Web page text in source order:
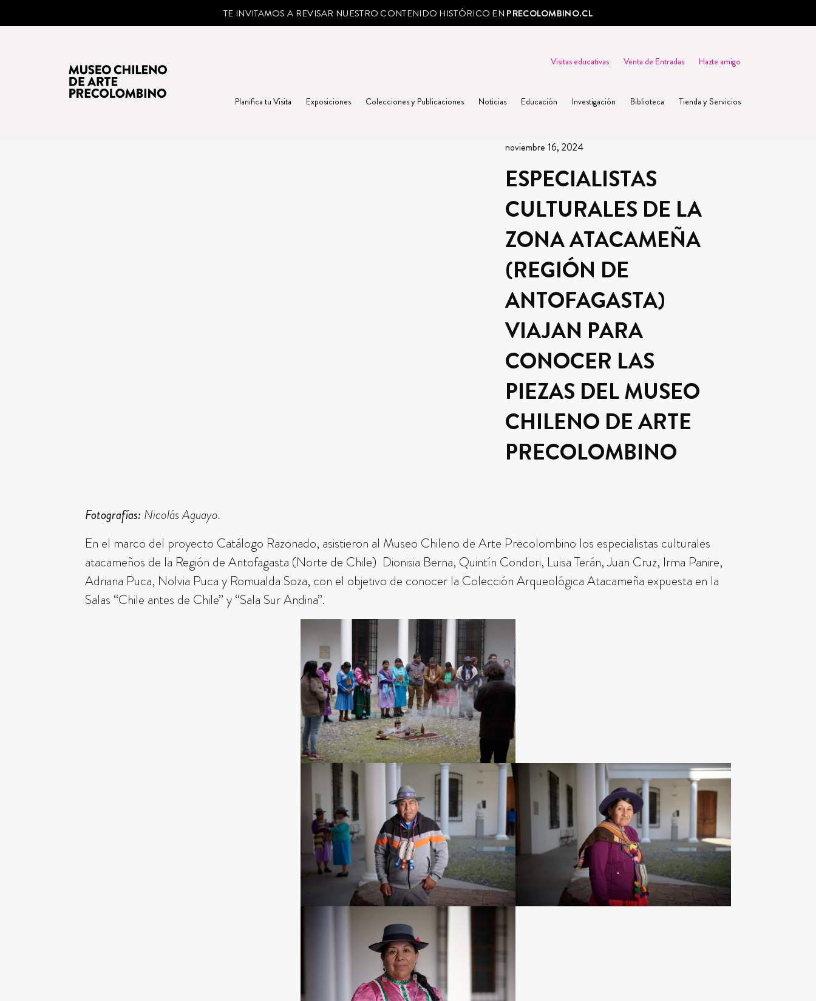
TE INVITAMOS A REVISAR NUESTRO CONTENIDO HISTÓRICO EN PRECOLOMBINO.CL
Visitas educativas Venta de Entradas Hazte amigo
Planifica tu Visita Exposiciones Colecciones y Publicaciones Noticias Educación Investigación Biblioteca Tienda y Servicios
noviembre 16, 2024
ESPECIALISTAS
CULTURALES DE LA
ZONA ATACAMEÑA
(REGIÓN DE
ANTOFAGASTA)
VIAJAN PARA
CONOCER LAS
PIEZAS DEL MUSEO
CHILENO DE ARTE
PRECOLOMBINO
Fotografías: Nicolás Aguayo.
En el marco del proyecto Catálogo Razonado, asistieron al Museo Chileno de Arte Precolombino los especialistas culturales
atacameños de la Región de Antofagasta (Norte de Chile) Dionisia Berna, Quintín Condori, Luisa Terán, Juan Cruz, Irma Panire,
Adriana Puca, Nolvia Puca y Romualda Soza, con el objetivo de conocer la Colección Arqueológica Atacameña expuesta en la
Salas “Chile antes de Chile” y “Sala Sur Andina”.